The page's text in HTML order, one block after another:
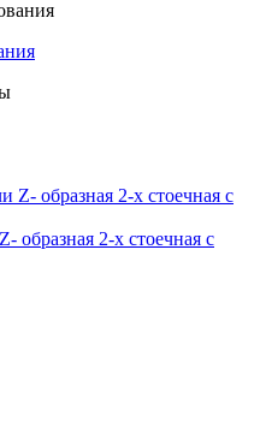
образная 2-х стоечная с